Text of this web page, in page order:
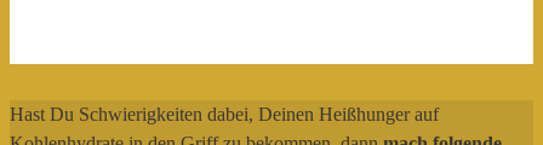
Hast Du Schwierigkeiten dabei, Deinen Heißhunger auf